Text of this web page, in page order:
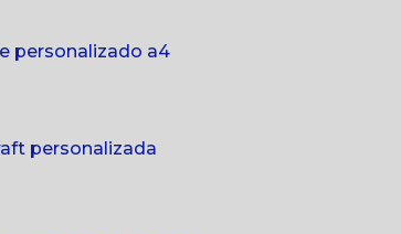
personalizado a4
personalizada